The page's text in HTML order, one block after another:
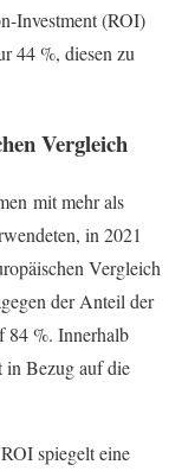
Investment (ROI)
44 %, diesen zu
Vergleich
mit mehr als
in 2021
Vergleich
der Anteil der
84 %. Innerhalb
in Bezug auf die
spiegelt eine